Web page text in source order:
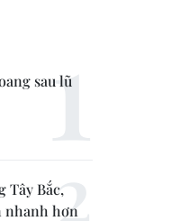
sau lũ
Tây Bắc,
nhanh hơn